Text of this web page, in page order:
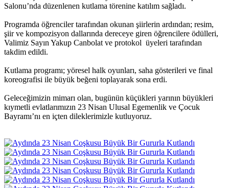
Salonu’nda düzenlenen kutlama törenine katılım sağladı.
Programda öğrenciler tarafından okunan şiirlerin ardından; resim,
şiir ve kompozisyon dallarında dereceye giren öğrencilere ödülleri,
Valimiz Sayın Yakup Canbolat ve protokol üyeleri tarafından
takdim edildi.
Kutlama programı; yöresel halk oyunları, saha gösterileri ve final
koreografisi ile büyük beğeni toplayarak sona erdi.
Geleceğimizin mimarı olan, bugünün küçükleri yarının büyükleri
kıymetli evlatlarımızın 23 Nisan Ulusal Egemenlik ve Çocuk
Bayramı’nı en içten dileklerimizle kutluyoruz.